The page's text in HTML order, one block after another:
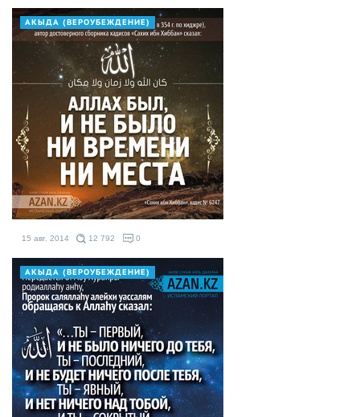
АКЫДА (ВЕРОУБЕЖДЕНИЕ)
15 авг. 2014 12 792 0
АКЫДА (ВЕРОУБЕЖДЕНИЕ)